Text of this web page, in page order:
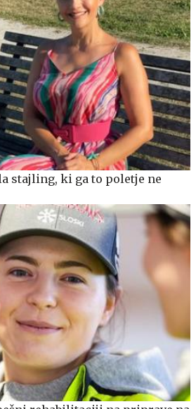
stajling, ki ga to poletje ne